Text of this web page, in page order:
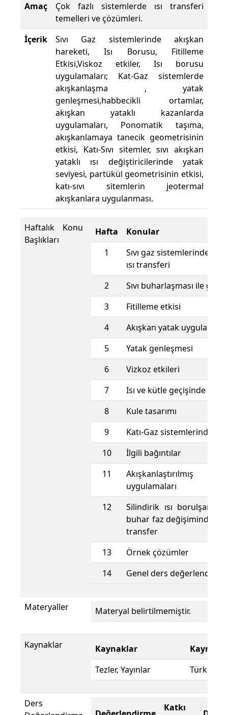
Amaç
Çok fazlı sistemlerde ısı transferi
temelleri ve çözümleri.
İçerik
Sıvı Gaz sistemlerinde akışkan
hareketi, Isı Borusu, Fitilleme
Etkisi,Viskoz etkiler, Isı borusu
uygulamaları; Kat-Gaz sistemlerde
akışkanlaşma , yatak
genleşmesi,habbecikli ortamlar,
akışkan yataklı kazanlarda
uygulamaları, Ponomatik taşıma,
akışkanlamaya tanecik geometrisinin
etkisi, Katı-Sıvı sitemler, sıvı akışkan
yataklı ısı değiştiricilerinde yatak
seviyesi, partükül geometrisinin etkisi,
katı-sıvı sitemlerin jeotermal
akışkanlara uygulanması.
Haftalık Konu
Başlıkları
Hafta
Konular
1
Sıvı gaz sistemlerinde
ısı transferi
2
Sıvı buharlaşması ile gaz
3
Fitilleme etkisi
4
Akışkan yatak
5
Yatak genleşmesi
6
Vizkoz etkileri
7
Isı ve kütle geçişinde
8
Kule tasarımı
9
Katı-Gaz sistemlerinde
10
İlgili bağıntılar
11
Akışkanlaştırılmış
uygulamaları
12
Silindirik ısı borulşarında
buhar faz değişiminde
transfer
13
Örnek çözümler
14
Genel ders
Materyaller Materyal belirtilmemiştir.
Kaynaklar Kaynaklar
Kaynak
Tezler, Yayınlar
Türkçe
Ders
Katkı